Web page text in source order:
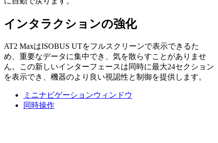
インタラクションの強化
AT2 MaxはISOBUS UTをフルスクリーンで表示できるた
め、重要なデータに集中でき、気を散らすことがありませ
ん。この新しいインターフェースは同時に最大24セクション
を表示でき、機器のより良い視認性と制御を提供します。
ミニナビゲーションウィンドウ
同時操作